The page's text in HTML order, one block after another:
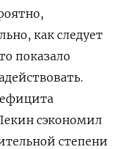
как следует
​показало
сэкономил
степени